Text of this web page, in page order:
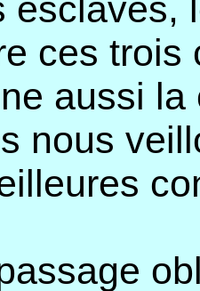
ces
aussi
nous